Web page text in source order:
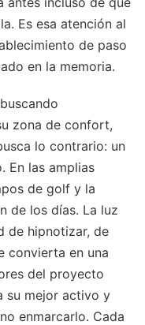
Es esa atención al
de paso
en la memoria.
zona de confort,
lo contrario: un
En las amplias
de golf y la
de los días. La luz
de hipnotizar, de
convierta en una
del proyecto
su mejor activo y
enmarcarlo. Cada